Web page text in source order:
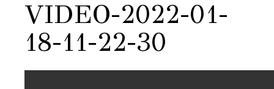
VIDEO-2022-01-
18-11-22-30